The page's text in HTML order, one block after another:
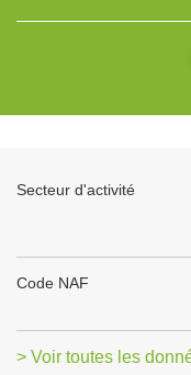
Secteur d'activité
Code NAF
> Voir toutes les